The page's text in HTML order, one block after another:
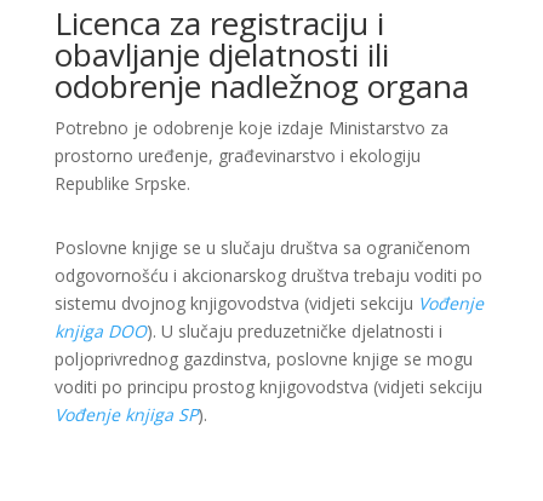
Licenca za registraciju i
obavljanje djelatnosti ili
odobrenje nadležnog organa
Potrebno je odobrenje koje izdaje Ministarstvo za
prostorno uređenje, građevinarstvo i ekologiju
Republike Srpske.
Poslovne knjige se u slučaju društva sa ograničenom
odgovornošću i akcionarskog društva trebaju voditi po
sistemu dvojnog knjigovodstva (vidjeti sekciju Vođenje
knjiga DOO). U slučaju preduzetničke djelatnosti i
poljoprivrednog gazdinstva, poslovne knjige se mogu
voditi po principu prostog knjigovodstva (vidjeti sekciju
Vođenje knjiga SP).